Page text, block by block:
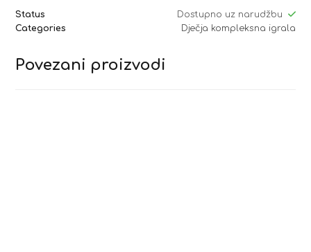
Status
Dostupno uz narudžbu
Categories
Dječja kompleksna igrala
Povezani proizvodi